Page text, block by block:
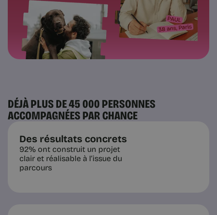
DÉJÀ PLUS DE 45 000 PERSONNES
ACCOMPAGNÉES PAR CHANCE
Des résultats concrets
92% ont construit un projet
clair et réalisable à l’issue du
parcours